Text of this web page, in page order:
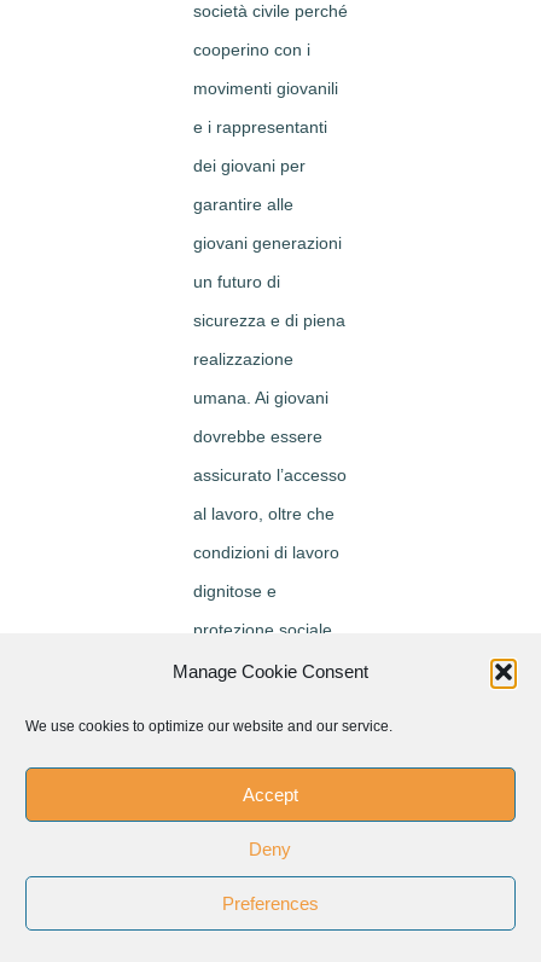
Manage Cookie Consent
We use cookies to optimize our website and our service.
Accept
Deny
Preferences
società civile perché
cooperino con i
movimenti giovanili
e i rappresentanti
dei giovani per
garantire alle
giovani generazioni
un futuro di
sicurezza e di piena
realizzazione
umana. Ai giovani
dovrebbe essere
assicurato l’accesso
al lavoro, oltre che
condizioni di lavoro
dignitose e
protezione sociale,
in particolare nel
ed entrano nel
mondo del lavoro.